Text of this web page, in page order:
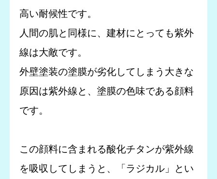
高い耐候性です。
人間の肌と同様に、建材にとっても紫外
線は大敵です。
外壁塗装の塗膜が劣化してしまう大きな
原因は紫外線と、塗膜の色味である顔料
です。
この顔料に含まれる酸化チタンが紫外線
を吸収してしまうと、「ラジカル」とい